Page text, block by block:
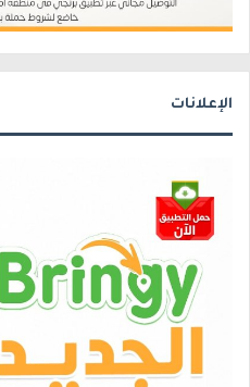
الإعلانات